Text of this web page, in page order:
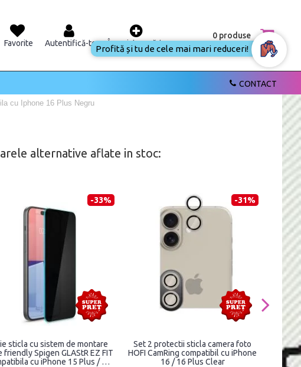
Favorite Autentifică-te Înregistrează-te
0 produse
CONTACT
cu Iphone 16 Plus Negru
alternative aflate in stoc:
-33%
sticla cu sistem de montare
friendly Spigen GLAStR EZ FIT
cu iPhone 15 Plus / 16
-31%
Set 2 protectii sticla camera foto
HOFI CamRing compatibil cu iPhone
16 / 16 Plus Clear
Set 2
Optik
Profită și tu de cele mai mari reduceri!